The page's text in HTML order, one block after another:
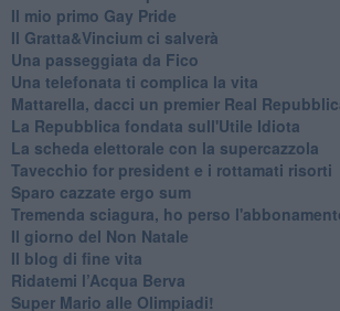
Il mio primo Gay Pride
Il Gratta&Vincium ci salverà
Una passeggiata da Fico
Una telefonata ti complica la vita
Mattarella, dacci un premier Real
La Repubblica fondata sull'Utile Idiota
La scheda elettorale con la supercazzola
Tavecchio for president e i rottamati risorti
Sparo cazzate ergo sum
Tremenda sciagura, ho perso
Il giorno del Non Natale
Il blog di fine vita
​Ridatemi l’Acqua Berva
Super Mario alle Olimpiadi!